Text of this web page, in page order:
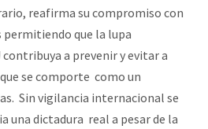
reafirma su compromiso con
permitiendo que la lupa
a prevenir y evitar a
se comporte como un
Sin vigilancia internacional se
una dictadura real a pesar de la